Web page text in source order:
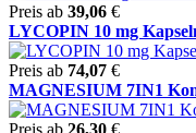
Preis ab 39,06 €
LYCOPIN 10 mg
Preis ab 74,07 €
MAGNESIUM 7IN1
Preis ab 26,30 €